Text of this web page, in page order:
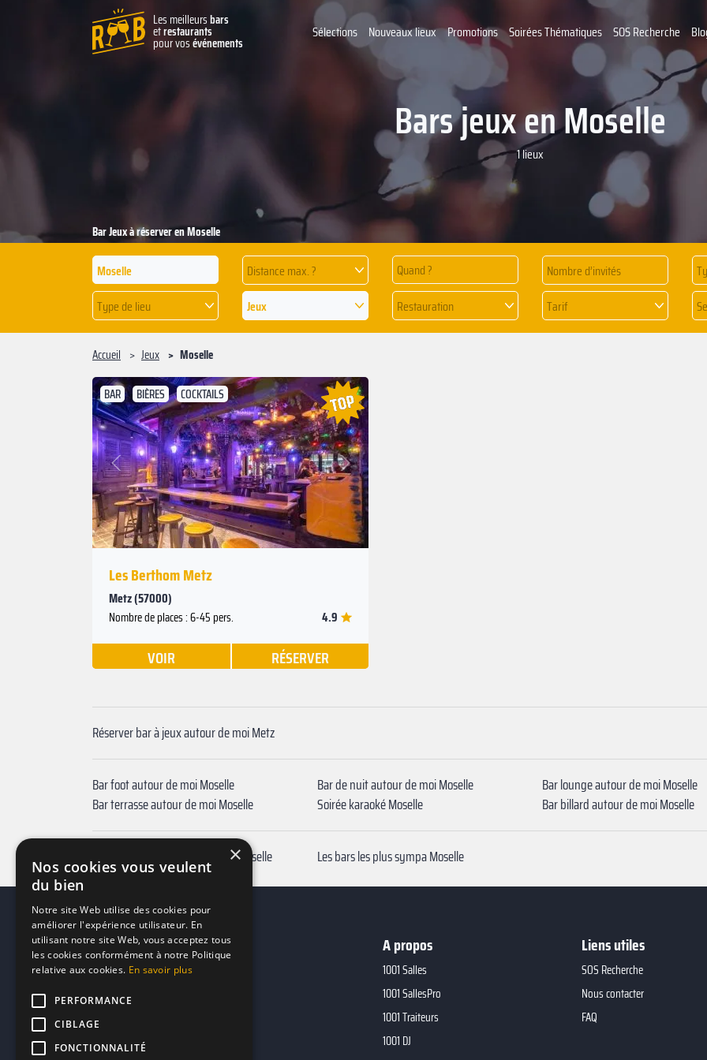
Les meilleursbars
etrestaurants
pour vosévénements
Sélections Nouveaux lieux Promotions Soirées Thématiques SOS Recherche
Bars jeux en Moselle
1 lieux
Distance max. ? Quand ?
Type de lieu
Jeux Restauration Tarif
Bar Jeux à réserver en Moselle
Accueil Jeux Moselle
BAR BIÈRES COCKTAILS
Précédent
Suivant
Les Berthom Metz
Metz (57000)
Nombre de places : 6-45 pers. 4.9
VOIR RÉSERVER
Réserver bar à jeux autour de moi Metz
Bar foot autour de moi Moselle Bar de nuit autour de moi Moselle Bar lounge autour de moi Moselle
Bar terrasse autour de moi Moselle
Soirée karaoké Moselle Bar billard autour de moi Moselle
Réserver meilleurs bars à bière Moselle Les bars les plus sympa Moselle
A propos
1001 Salles
1001 SallesPro
1001 Traiteurs
1001 DJ
Liens utiles
SOS Recherche
Nous contacter
FAQ
×
Nos cookies vous veulent
du bien
Notre site Web utilise des cookies pour
améliorer l'expérience utilisateur. En
utilisant notre site Web, vous acceptez tous
les cookies conformément à notre Politique
relative aux cookies. En savoir plus
PERFORMANCE
CIBLAGE
FONCTIONNALITÉ